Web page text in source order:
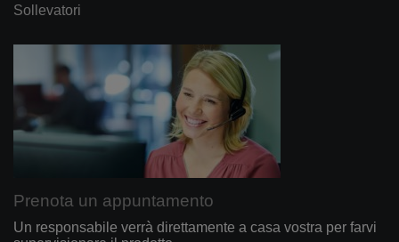
Sollevatori
Prenota un appuntamento
Un responsabile verrà direttamente a casa vostra per farvi